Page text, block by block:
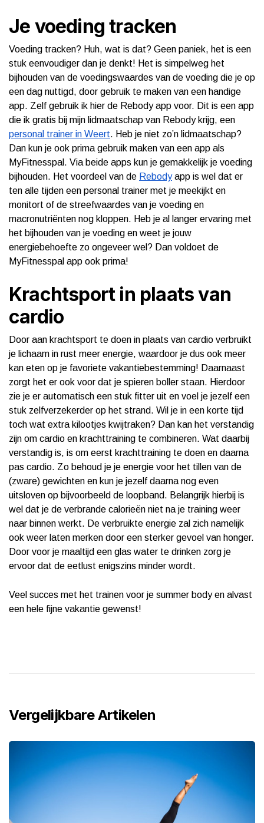
Je voeding tracken
Voeding tracken? Huh, wat is dat? Geen paniek, het is een
stuk eenvoudiger dan je denkt! Het is simpelweg het
bijhouden van de voedingswaardes van de voeding die je op
een dag nuttigd, door gebruik te maken van een handige
app. Zelf gebruik ik hier de Rebody app voor. Dit is een app
die ik gratis bij mijn lidmaatschap van Rebody krijg, een
personal trainer in Weert. Heb je niet zo’n lidmaatschap?
Dan kun je ook prima gebruik maken van een app als
MyFitnesspal. Via beide apps kun je gemakkelijk je voeding
bijhouden. Het voordeel van de Rebodyapp is wel dat er
ten alle tijden een personal trainer met je meekijkt en
monitort of de streefwaardes van je voeding en
macronutriënten nog kloppen. Heb je al langer ervaring met
het bijhouden van je voeding en weet je jouw
energiebehoefte zo ongeveer wel? Dan voldoet de
MyFitnesspal app ook prima!
Krachtsport in plaats van
cardio
Door aan krachtsport te doen in plaats van cardio verbruikt
je lichaam in rust meer energie, waardoor je dus ook meer
kan eten op je favoriete vakantiebestemming! Daarnaast
zorgt het er ook voor dat je spieren boller staan. Hierdoor
zie je er automatisch een stuk fitter uit en voel je jezelf een
stuk zelfverzekerder op het strand. Wil je in een korte tijd
toch wat extra kilootjes kwijtraken? Dan kan het verstandig
zijn om cardio en krachttraining te combineren. Wat daarbij
verstandig is, is om eerst krachttraining te doen en daarna
pas cardio. Zo behoud je je energie voor het tillen van de
(zware) gewichten en kun je jezelf daarna nog even
uitsloven op bijvoorbeeld de loopband. Belangrijk hierbij is
wel dat je de verbrande calorieën niet na je training weer
naar binnen werkt. De verbruikte energie zal zich namelijk
ook weer laten merken door een sterker gevoel van honger.
Door voor je maaltijd een glas water te drinken zorg je
ervoor dat de eetlust enigszins minder wordt.
Veel succes met het trainen voor je summer body en alvast
een hele fijne vakantie gewenst!
Vergelijkbare Artikelen